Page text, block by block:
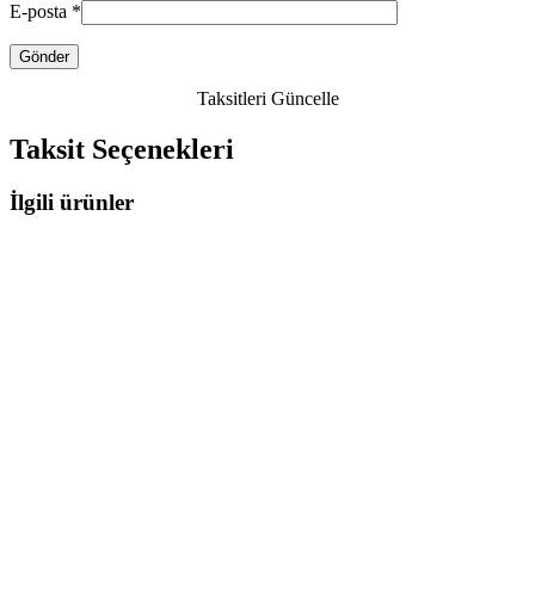
E-posta *
Taksitleri Güncelle
Taksit Seçenekleri
İlgili ürünler